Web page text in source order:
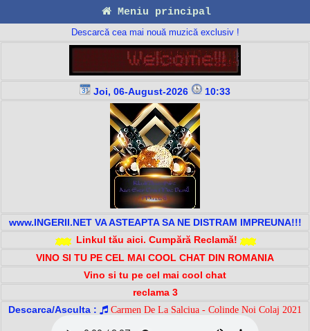
Meniu principal
Descarcă cea mai nouă muzică exclusiv !
Joi, 06-August-2026 10:33
www.INGERII.NET VA ASTEAPTA SA NE DISTRAM IMPREUNA!!!
Linkul tău aici. Cumpără Reclamă!
VINO SI TU PE CEL MAI COOL CHAT DIN ROMANIA
Vino si tu pe cel mai cool chat
reclama 3
Descarca/Asculta :
Carmen De La Salciua - Colinde Noi Colaj 2021